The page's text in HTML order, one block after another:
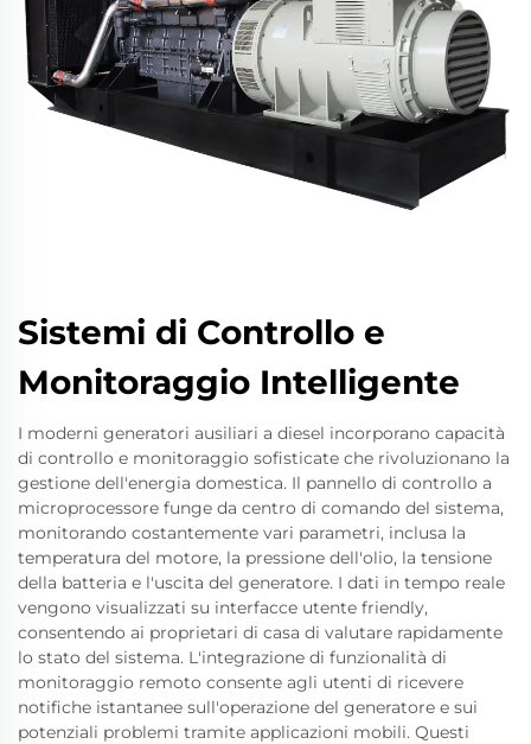
Sistemi di Controllo e
Monitoraggio Intelligente
I moderni generatori ausiliari a diesel incorporano capacità
di controllo e monitoraggio sofisticate che rivoluzionano la
gestione dell'energia domestica. Il pannello di controllo a
microprocessore funge da centro di comando del sistema,
monitorando costantemente vari parametri, inclusa la
temperatura del motore, la pressione dell'olio, la tensione
della batteria e l'uscita del generatore. I dati in tempo reale
vengono visualizzati su interfacce utente friendly,
consentendo ai proprietari di casa di valutare rapidamente
lo stato del sistema. L'integrazione di funzionalità di
monitoraggio remoto consente agli utenti di ricevere
notifiche istantanee sull'operazione del generatore e sui
potenziali problemi tramite applicazioni mobili. Questi